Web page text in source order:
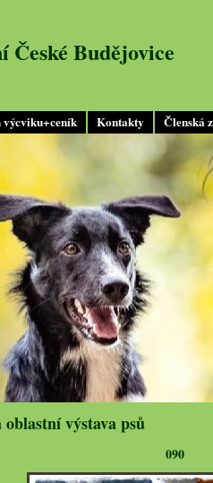
Kontakty Členská
České Budějovice
výstava psů
090